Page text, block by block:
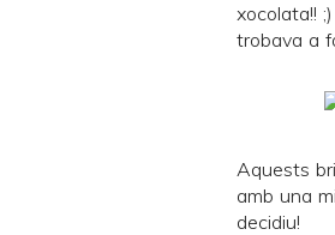
xocolata!!
trobava a
Aquests
amb una
decidiu!